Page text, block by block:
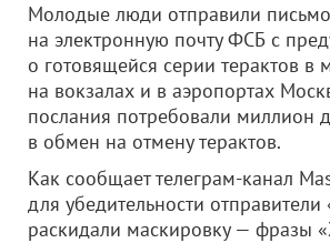
Молодые люди отправили письмо
на электронную почту ФСБ с
о готовящейся серии терактов в
на вокзалах и в аэропортах
послания потребовали миллион
в обмен на отмену терактов.
Как сообщает телеграм-канал
для убедительности отправители
раскидали маскировку — фразы